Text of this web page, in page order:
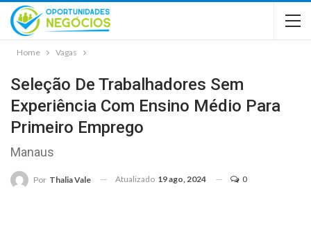
Home Vagas
Seleção De Trabalhadores Sem
Experiência Com Ensino Médio Para
Primeiro Emprego
Manaus
Por Thalia Vale Atualizado 19 ago, 2024 0